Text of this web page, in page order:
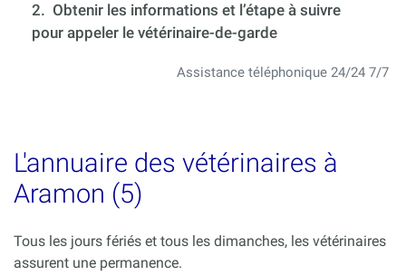
2. Obtenir les informations et l’étape à suivre
pour appeler le vétérinaire-de-garde
Assistance téléphonique 24/24 7/7
L'annuaire des vétérinaires à
Aramon (5)
Tous les jours fériés et tous les dimanches, les vétérinaires
assurent une permanence.